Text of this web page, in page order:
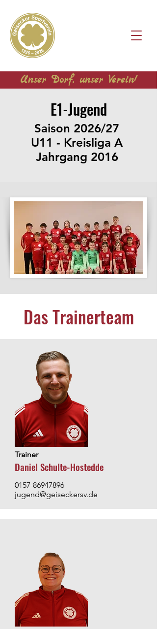
Unser Dorf, unser Verein!
E1-Jugend
Saison 2026/27
U11 - Kreisliga A
Jahrgang 2016
Das Trainerteam
Trainer
Daniel Schulte-Hostedde
0157-86947896
jugend@geiseckersv.de